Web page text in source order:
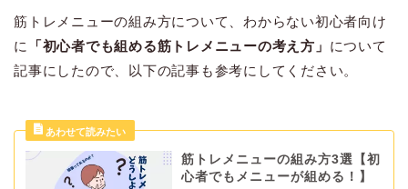
筋トレメニューの組み方について、わからない初心者向け
に
「初心者でも組める筋トレメニューの考え方」 について
記事にしたので、以下の記事も参考にしてください。
筋トレメニューの組み方3選【初
心者でもメニューが組める！】